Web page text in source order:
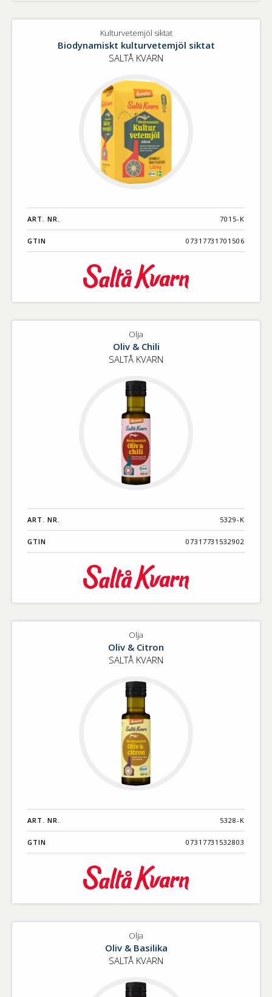
Kulturvetemjöl siktat
Biodynamiskt kulturvetemjöl siktat
SALTÅ KVARN
ART. NR. 7015-K
GTIN 07317731701506
Olja
Oliv & Chili
SALTÅ KVARN
ART. NR. 5329-K
GTIN 07317731532902
Olja
Oliv & Citron
SALTÅ KVARN
ART. NR. 5328-K
GTIN 07317731532803
Olja
Oliv & Basilika
SALTÅ KVARN